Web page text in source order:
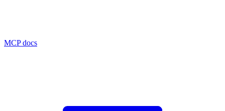
MCP docs